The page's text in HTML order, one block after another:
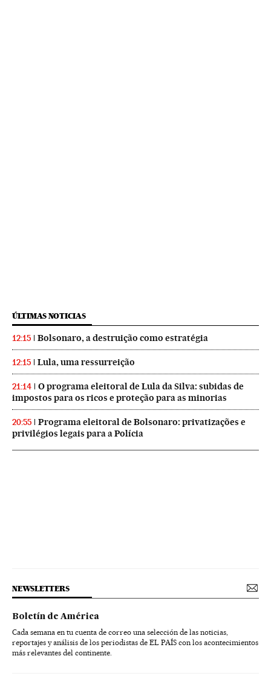
ÚLTIMAS NOTICIAS
12:15 Bolsonaro, a destruição como estratégia
12:15 Lula, uma ressurreição
21:14
O programa eleitoral de Lula da Silva: subidas de
impostos para os ricos e proteção para as minorias
20:55
Programa eleitoral de Bolsonaro: privatizações e
privilégios legais para a Polícia
NEWSLETTERS
Boletín de América
Cada semana en tu cuenta de correo una selección de las noticias,
reportajes y análisis de los periodistas de EL PAÍS con los acontecimientos
más relevantes del continente.